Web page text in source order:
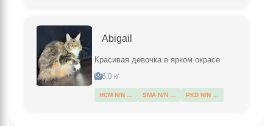
Abigail
Красивая девочка в ярком окрасе
6,0 кг
HCM N/N … SMA N/N … PKD N/N …